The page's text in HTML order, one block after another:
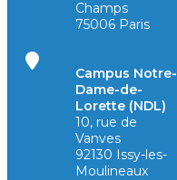
Champs
75006 Paris
Campus Notre-
Dame-de-
Lorette (NDL)
10, rue de
Vanves
92130 Issy-les-
Moulineaux